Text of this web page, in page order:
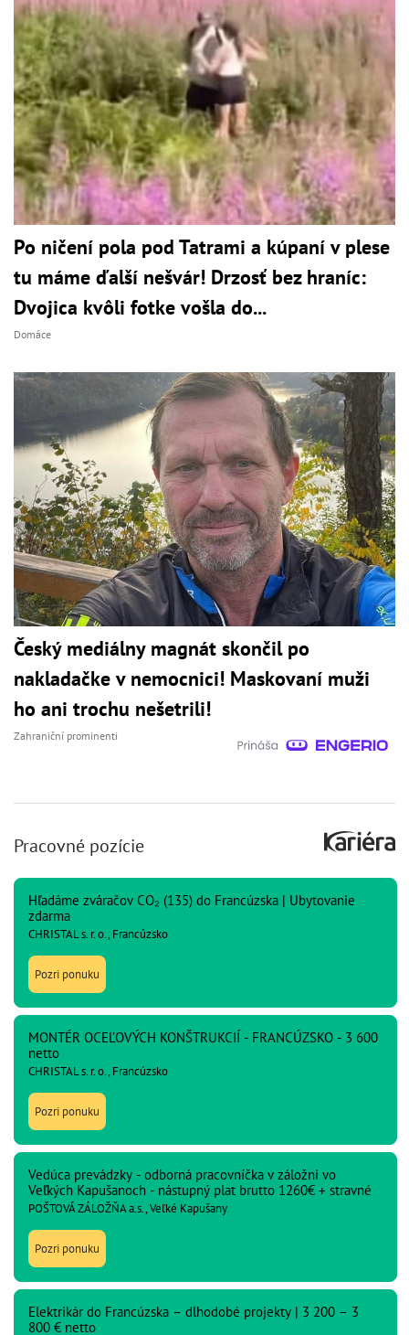
Po ničení pola pod Tatrami a kúpaní v plese
tu máme ďalší nešvár! Drzosť bez hraníc:
Dvojica kvôli fotke vošla do...
Domáce
Český mediálny magnát skončil po
nakladačke v nemocnici! Maskovaní muži
ho ani trochu nešetrili!
Zahraniční prominenti
Pracovné pozície
Hľadáme zváračov CO₂ (135) do Francúzska | Ubytovanie
zdarma
CHRISTAL s. r. o., Francúzsko
Pozri ponuku
MONTÉR OCEĽOVÝCH KONŠTRUKCIÍ - FRANCÚZSKO - 3 600
netto
CHRISTAL s. r. o., Francúzsko
Pozri ponuku
Vedúca prevádzky - odborná pracovníčka v záložni vo
Veľkých Kapušanoch - nástupný plat brutto 1260€ + stravné
POŠTOVÁ ZÁLOŽŇA a.s., Veľké Kapušany
Pozri ponuku
Elektrikár do Francúzska – dlhodobé projekty | 3 200 – 3
800 € netto